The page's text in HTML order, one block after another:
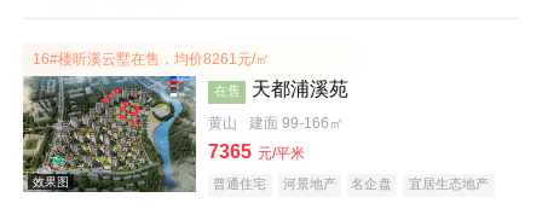
16#楼听溪云墅在售，均价8261元/㎡
在售 天都浦溪苑
黄山 建面 99-166㎡
7365 元/平米
普通住宅 河景地产 名企盘
宜居生态地产